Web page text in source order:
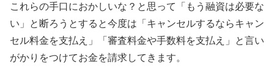
これらの手口におかしいな？と思って「もう融資は必要な
い」と断ろうとすると今度は「キャンセルするならキャン
セル料金を支払え」「審査料金や手数料を支払え」と言い
がかりをつけてお金を請求してきます。